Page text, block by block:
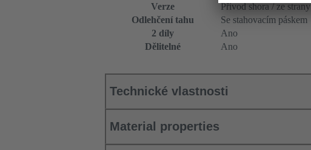
Verze
Přívod shora / ze strany
Odlehčení tahu
Se stahovacím páskem
2 díly
Ano
Dělitelné
Ano
Technické vlastnosti
Material properties